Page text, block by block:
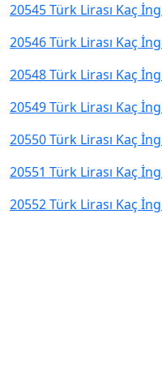
20545 Türk Lirası Kaç
20546 Türk Lirası Kaç
20548 Türk Lirası Kaç
20549 Türk Lirası Kaç
20550 Türk Lirası Kaç
20551 Türk Lirası Kaç
20552 Türk Lirası Kaç